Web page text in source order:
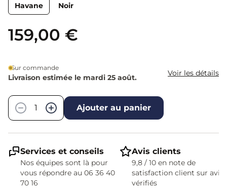
Havane
Noir
159,00 €
Sur commande
Livraison estimée le mardi 25 août. Voir les détails
−
+ Ajouter au panier
Services et conseils
Nos équipes sont là pour
vous répondre au 06 36 40
70 16
Avis clients
9,8 / 10 en note de
satisfaction client sur avis
vérifiés